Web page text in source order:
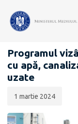
COMUNICATE DE
Programul
cu apă,
uzate
publicării:
1 martie 2024